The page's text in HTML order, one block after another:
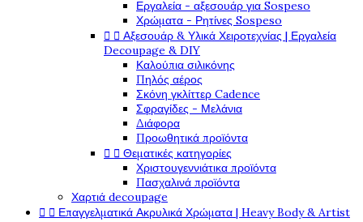
Εργαλεία - αξεσουάρ για Sospeso
Χρώματα - Ρητίνες Sospeso
  Αξεσουάρ & Υλικά Χειροτεχνίας | Εργαλεία
Decoupage & DIY
Καλούπια σιλικόνης
Πηλός αέρος
Σκόνη γκλίττερ Cadence
Σφραγίδες - Μελάνια
Διάφορα
Προωθητικά προϊόντα
  Θεματικές κατηγορίες
Χριστουγεννιάτικα προϊόντα
Πασχαλινά προϊόντα
Χαρτιά decoupage
  Επαγγελματικά Ακρυλικά Χρώματα | Heavy Body & Artist